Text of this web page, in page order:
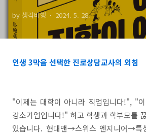
by 생각비행 2024. 5. 28.
인생 3막을 선택한 진로상담교사의 외침
"이제는 대학이 아니라 직업입니다!", "
강소기업입니다!" 하고 학생과 학부모를
있습니다. 현대맨→스위스 엔지니어→특